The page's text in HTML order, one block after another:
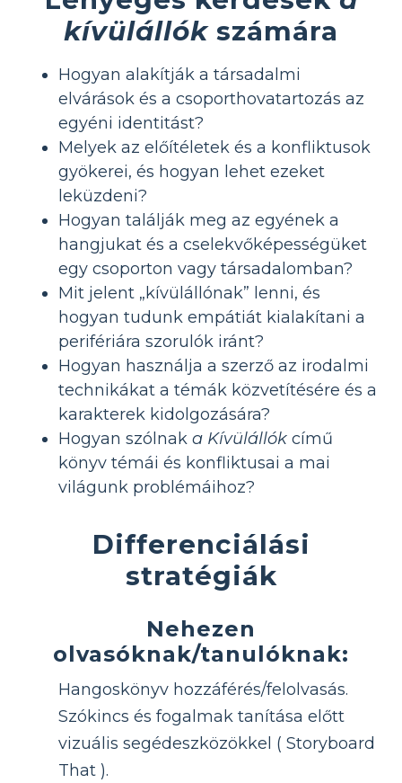
kívülállókszámára
Hogyan alakítják a társadalmi
elvárások és a csoporthovatartozás az
egyéni identitást?
Melyek az előítéletek és a konfliktusok
gyökerei, és hogyan lehet ezeket
leküzdeni?
Hogyan találják meg az egyének a
hangjukat és a cselekvőképességüket
egy csoporton vagy társadalomban?
Mit jelent „kívülállónak” lenni, és
hogyan tudunk empátiát kialakítani a
perifériára szorulók iránt?
Hogyan használja a szerző az irodalmi
technikákat a témák közvetítésére és a
karakterek kidolgozására?
Hogyan szólnak a Kívülállók című
könyv témái és konfliktusai a mai
világunk problémáihoz?
Differenciálási
stratégiák
Nehezen
olvasóknak/tanulóknak:
Hangoskönyv hozzáférés/felolvasás.
Szókincs és fogalmak tanítása előtt
vizuális segédeszközökkel ( Storyboard
That ).